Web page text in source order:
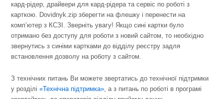
кард-рідер, драйвери для кард-рідера та сервіс по роботі з
карткою. Dovidnyk.zip зберегти на флешку і перенести на
комп’ютер з КСЗІ. Зверніть увагу! Якщо сині картки було
отримано без доступу для роботи з новий сайтом, то необхідно
звернутись з синіми картками до відділу реєстру задля
встановлення дозволу на роботу з сайтом.
З технічних питань Ви можете звертатись до технічної підтримки
у розділі«Технічна підтримка» , а з питань по роботі в програмі